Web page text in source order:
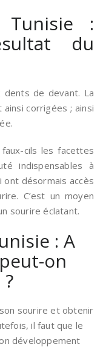
Tunisie :
du
dents de devant. La
corrigées ; ainsi
cils les facettes
indispensables à
désormais accès
C’est un moyen
sourire éclatant.
: A
on
sourire et obtenir
il faut que le
développement